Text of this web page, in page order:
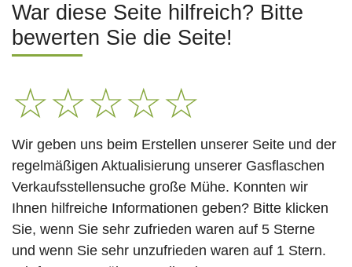
War diese Seite hilfreich? Bitte
bewerten Sie die Seite!
☆☆☆☆☆
Wir geben uns beim Erstellen unserer Seite und der
regelmäßigen Aktualisierung unserer Gasflaschen
Verkaufsstellensuche große Mühe. Konnten wir
Ihnen hilfreiche Informationen geben? Bitte klicken
Sie, wenn Sie sehr zufrieden waren auf 5 Sterne
und wenn Sie sehr unzufrieden waren auf 1 Stern.